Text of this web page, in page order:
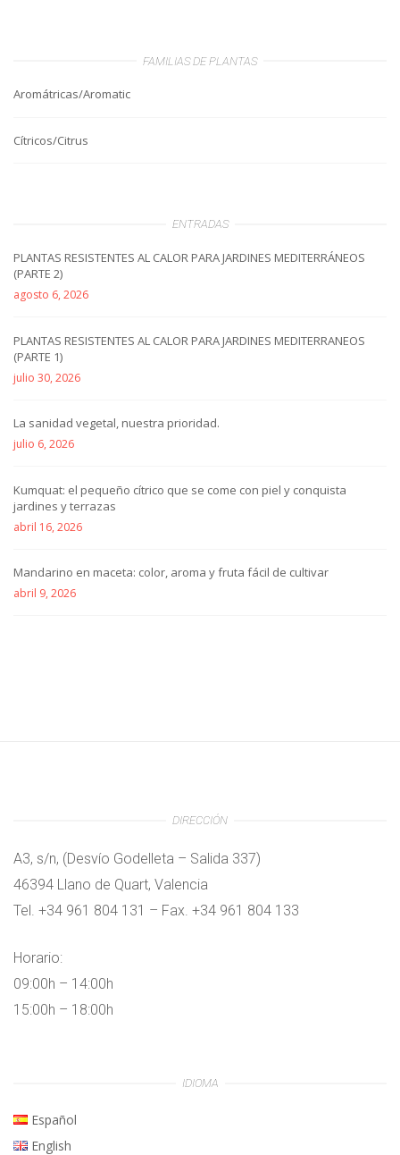
FAMILIAS DE PLANTAS
Aromátricas/Aromatic
Cítricos/Citrus
ENTRADAS
PLANTAS RESISTENTES AL CALOR PARA JARDINES MEDITERRÁNEOS
(PARTE 2)
agosto 6, 2026
PLANTAS RESISTENTES AL CALOR PARA JARDINES MEDITERRANEOS
(PARTE 1)
julio 30, 2026
La sanidad vegetal, nuestra prioridad.
julio 6, 2026
Kumquat: el pequeño cítrico que se come con piel y conquista
jardines y terrazas
abril 16, 2026
Mandarino en maceta: color, aroma y fruta fácil de cultivar
abril 9, 2026
DIRECCIÓN
A3, s/n, (Desvío Godelleta – Salida 337)
46394 Llano de Quart, Valencia
Tel. +34 961 804 131 – Fax. +34 961 804 133
Horario:
09:00h – 14:00h
15:00h – 18:00h
IDIOMA
Español
English